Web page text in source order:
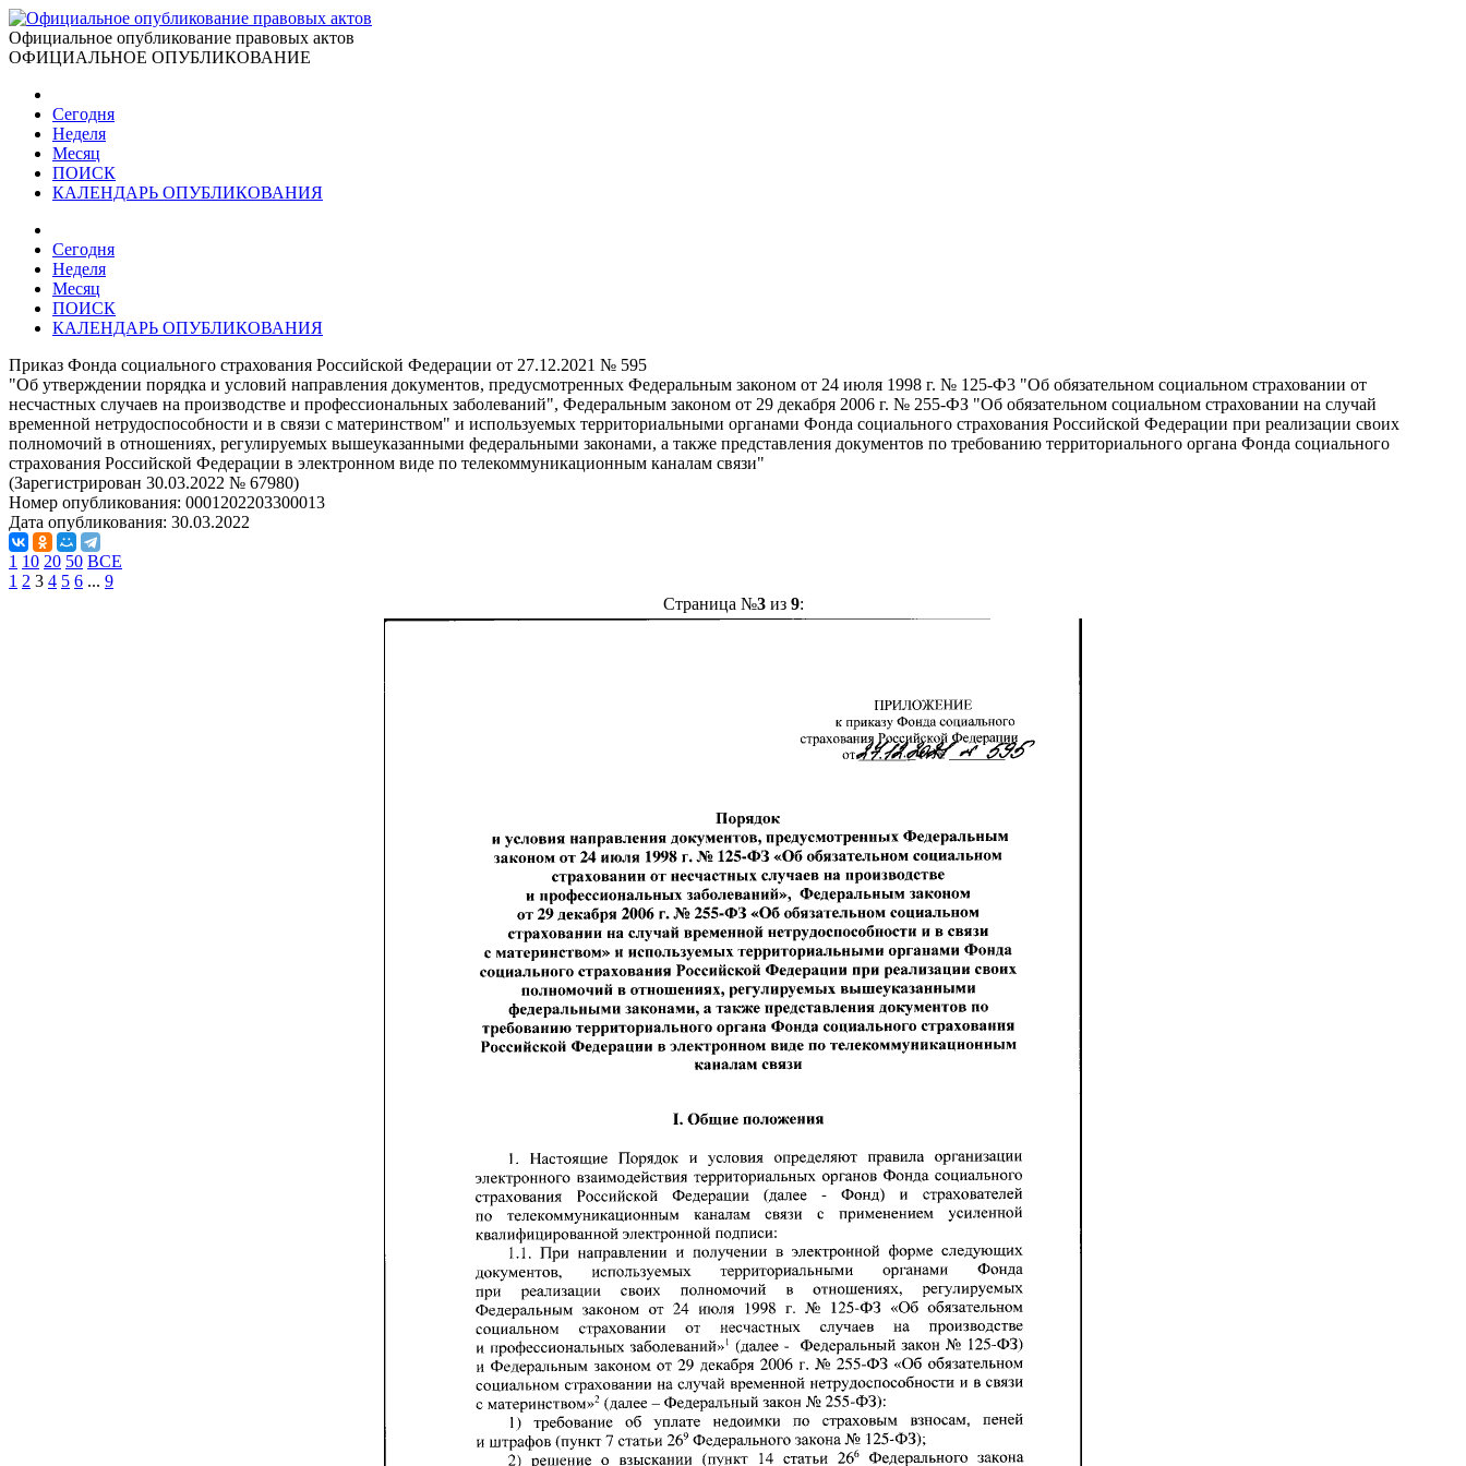
Официальное опубликование правовых актов
ОФИЦИАЛЬНОЕ ОПУБЛИКОВАНИЕ
Сегодня
Неделя
Месяц
ПОИСК
КАЛЕНДАРЬ ОПУБЛИКОВАНИЯ
Сегодня
Неделя
Месяц
ПОИСК
КАЛЕНДАРЬ ОПУБЛИКОВАНИЯ
Приказ Фонда социального страхования Российской Федерации от 27.12.2021 № 595
"Об утверждении порядка и условий направления документов, предусмотренных Федеральным законом от 24 июля 1998 г. № 125-Ф3 "Об обязательном социальном страховании от
несчастных случаев на производстве и профессиональных заболеваний", Федеральным законом от 29 декабря 2006 г. № 255-ФЗ "Об обязательном социальном страховании на случай
временной нетрудоспособности и в связи с материнством" и используемых территориальными органами Фонда социального страхования Российской Федерации при реализации своих
полномочий в отношениях, регулируемых вышеуказанными федеральными законами, а также представления документов по требованию территориального органа Фонда социального
страхования Российской Федерации в электронном виде по телекоммуникационным каналам связи"
(Зарегистрирован 30.03.2022 № 67980)
Номер опубликования: 0001202203300013
Дата опубликования: 30.03.2022
1 10 20 50 ВСЕ
1 2 3 4 5 6 ... 9
Страница №3из 9: